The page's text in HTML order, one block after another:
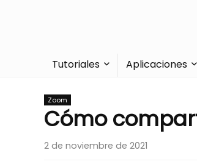
Tutoriales Aplicaciones
Zoom
Cómo
2 de noviembre de 2021